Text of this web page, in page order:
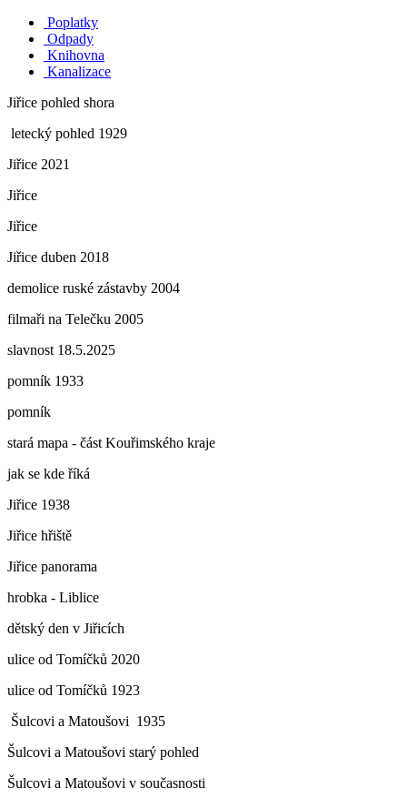
Poplatky
Odpady
Knihovna
Kanalizace
Jiřice pohled shora
letecký pohled 1929
Jiřice 2021
Jiřice
Jiřice
Jiřice duben 2018
demolice ruské zástavby 2004
filmaři na Telečku 2005
slavnost 18.5.2025
pomník 1933
pomník
stará mapa - část Kouřimského kraje
jak se kde říká
Jiřice 1938
Jiřice hřiště
Jiřice panorama
hrobka - Liblice
dětský den v Jiřicích
ulice od Tomíčků 2020
ulice od Tomíčků 1923
Šulcovi a Matoušovi 1935
Šulcovi a Matoušovi starý pohled
Šulcovi a Matoušovi v současnosti